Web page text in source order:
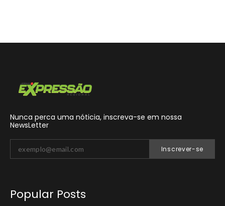
Nunca perca uma nóticia, inscreva-se em nossa
NewsLetter
Inscrever-se
Popular Posts